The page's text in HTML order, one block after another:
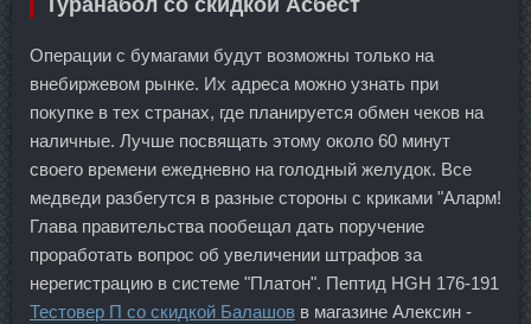
Туранабол со скидкой Асбест
Операции с бумагами будут возможны только на
внебиржевом рынке. Их адреса можно узнать при
покупке в тех странах, где планируется обмен чеков на
наличные. Лучше посвящать этому около 60 минут
своего времени ежедневно на голодный желудок. Все
медведи разбегутся в разные стороны с криками "Аларм!
Глава правительства пообещал дать поручение
проработать вопрос об увеличении штрафов за
нерегистрацию в системе "Платон". Пептид HGH 176-191
Тестовер П со скидкой Балашов в магазине Алексин -